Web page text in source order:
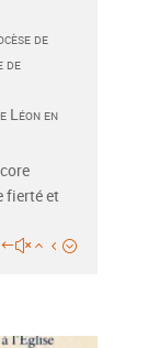
de
de
Léon en
fierté et